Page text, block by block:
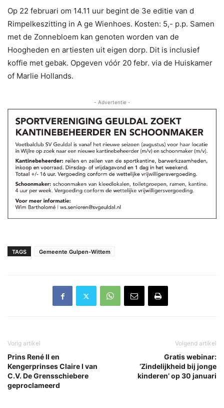
Op 22 februari om 14.11 uur begint de 3e editie van d
Rimpelkeszitting in A ge Wienhoes. Kosten: 5,- p.p. Samen
met de Zonnebloem kan genoten worden van de
Hoogheden en artiesten uit eigen dorp. Dit is inclusief
koffie met gebak. Opgeven vóór 20 febr. via de Huiskamer
of Marlie Hollands.
- Advertentie -
TAGS Gemeente Gulpen-Wittem
Vorig artikel
Prins René II en
Kengerprinses Claire I van
C.V. De Grensschiebere
geproclameerd
Volgend artikel
Gratis webinar:
‘Zindelijkheid bij jonge
kinderen’ op 30 januari